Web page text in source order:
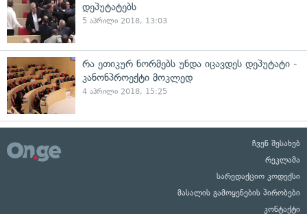
დეპუტატებს
5 აპრილი 2018, 13:03
რა ეთიკურ ნორმებს უნდა იცავდეს დეპუტატი -
კანონპროექტი მოკლედ
4 აპრილი 2018, 15:25
ჩვენ შესახებ
რეკლამა
სარედაქციო კოდექსი
მასალის გამოყენების პირობები
კონტაქტი